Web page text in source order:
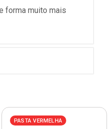
forma muito mais
PASTA VERMELHA